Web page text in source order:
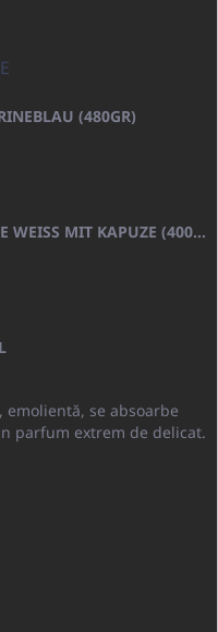
(480GR)
KINDERBADEMANTEL BEYAZ, FROTE WEISS MIT KAPUZE (400GR)
emolientă, se absoarbe
parfum extrem de delicat.